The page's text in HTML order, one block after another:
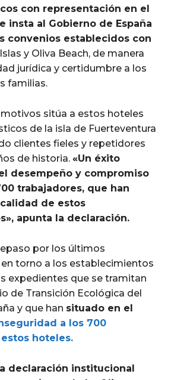
con representación en el
insta al Gobierno de España
convenios establecidos con
y Oliva Beach, de manera
jurídica y certidumbre a los
familias.
sitúa a estos hoteles
de la isla de Fuerteventura
clientes fieles y repetidores
de historia. «Un éxito
desempeño y compromiso
trabajadores, que han
de estos
apunta la declaración.
por los últimos
torno a los establecimientos
expedientes que se tramitan
de Transición Ecológica del
y que han situado en el
a los 700
hoteles.
declaración institucional